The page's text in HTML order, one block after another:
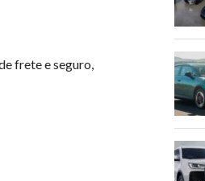
frete e seguro,